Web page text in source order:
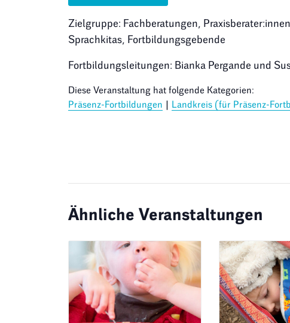
Zielgruppe: Fachberatungen,
Sprachkitas, Fortbildungsgebende
Fortbildungsleitungen: Bianka Pergande und
Diese Veranstaltung hat folgende Kategorien:
Präsenz-Fortbildungen | Landkreis (für Präsenz-
Ähnliche Veranstaltungen